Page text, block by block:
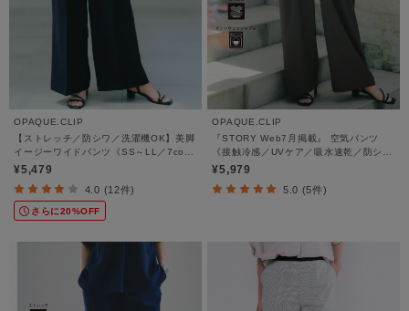
OPAQUE.CLIP
【ストレッチ／防シワ／洗濯機OK】美脚
イージーワイドパンツ《SS～LL／7col
／セットアップ可／丈が選べる》
¥5,479
4.0 (12件)
さらに20%OFF
OPAQUE.CLIP
『STORY Web7月掲載』 空気パンツ
《接触冷感／UVケア／吸水速乾／防シワ
／洗濯機OK》
¥5,979
5.0 (5件)